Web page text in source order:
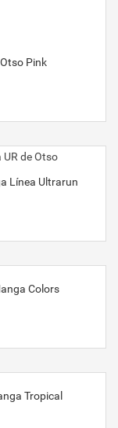
Pink
Línea Ultrarun
Colors
Tropical